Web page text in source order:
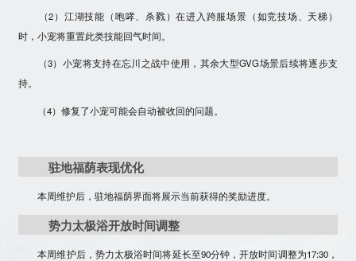
（2）江湖技能（咆哮、杀戮）在进入跨服场景（如竞技场、天梯）
时，小宠将重置此类技能回气时间。
（3）小宠将支持在忘川之战中使用，其余大型GVG场景后续将逐步支
持。
（4）修复了小宠可能会自动被收回的问题。
驻地福荫表现优化
本周维护后，驻地福荫界面将展示当前获得的奖励进度。
势力太极浴开放时间调整
本周维护后，势力太极浴时间将延长至90分钟，开放时间调整为17:30，